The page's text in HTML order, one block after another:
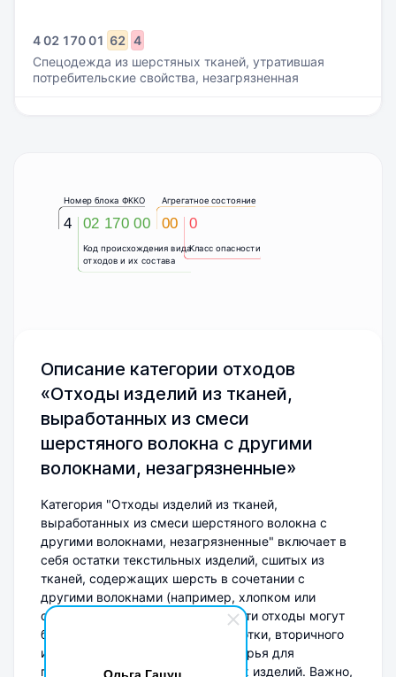
Ольга Гацуц
402 17001 62 4
Спецодежда из шерстяных тканей, утратившая
потребительские свойства, незагрязненная
4
Номер блока ФККО
Код происхождения вида
отходов и их состава
02 170 00
Агрегатное состояние
00
Класс опасности
0
Описание категории отходов
«Отходы изделий из тканей,
выработанных из смеси
шерстяного волокна с другими
волокнами, незагрязненные»
Категория "Отходы изделий из тканей,
выработанных из смеси шерстяного волокна с
другими волокнами, незагрязненные" включает в
себя остатки текстильных изделий, сшитых из
тканей, содержащих шерсть в сочетании с
другими волокнами (например, хлопком или
синтетическими материалами). Эти отходы могут
быть использованы для переработки, вторичного
использования или в качестве сырья для
производства новых текстильных изделий. Важно,